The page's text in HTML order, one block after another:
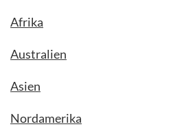
Afrika
Australien
Asien
Nordamerika